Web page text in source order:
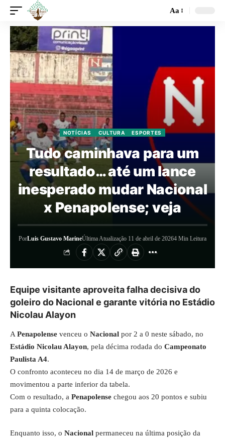
Aa
NOTÍCIAS CULTURA ESPORTES
Tudo caminhava para um
resultado… até um lance
inesperado mudar Nacional
x Penapolense; veja
PorLuis Gustavo MarineÚltima Atualização 11 de abril de 20264 Min Leitura
Equipe visitante aproveita falha decisiva do
goleiro do Nacional e garante vitória no Estádio
Nicolau Alayon
A Penapolense venceu o Nacional por 2 a 0 neste sábado, no
Estádio Nicolau Alayon, pela décima rodada do Campeonato
Paulista A4.
O confronto aconteceu no dia 14 de março de 2026 e
movimentou a parte inferior da tabela.
Com o resultado, a Penapolense chegou aos 20 pontos e subiu
para a quinta colocação.
Enquanto isso, o Nacional permaneceu na última posição da